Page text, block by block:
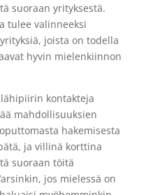
suoraan yrityksestä.
tulee valinneeksi
joista on todella
hyvin mielenkiinnon
kontakteja
mahdollisuuksien
hakemisesta
ja villinä korttina
suoraan töitä
jos mielessä on